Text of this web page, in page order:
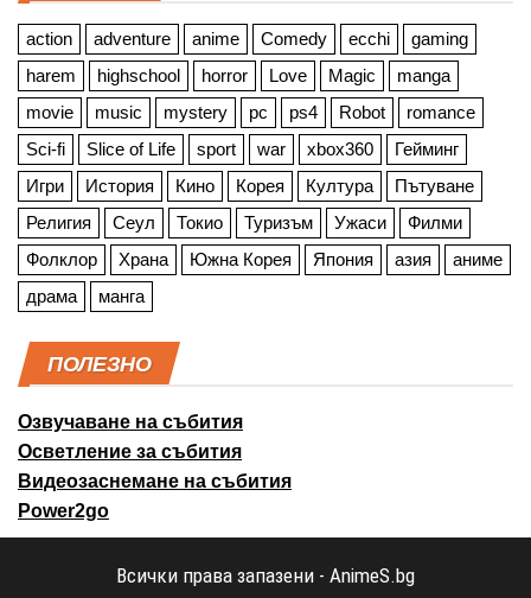
action adventure anime Comedy ecchi
gaming
harem
highschool horror Love Magic
manga
movie
music mystery pc ps4 Robot
romance
Sci-fi
Slice of Life sport war xbox360
Гейминг
Игри
История Кино Корея Култура
Пътуване
Религия
Сеул Токио Туризъм Ужаси
Филми
Фолклор
Храна Южна Корея Япония азия
аниме
драма
манга
ПОЛЕЗНО
Озвучаване на събития
Осветление за събития
Видеозаснемане на събития
Power2go
Всички права запазени - AnimeS.bg